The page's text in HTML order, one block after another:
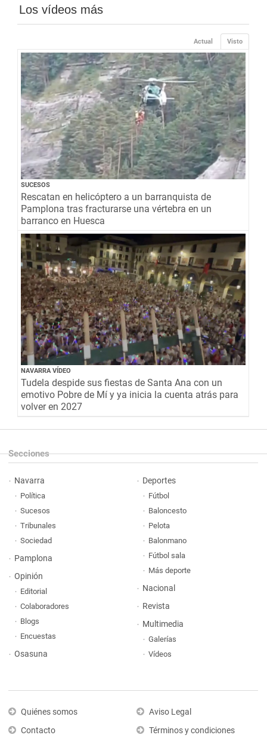
Los vídeos más
Visto
Actual
SUCESOS
Rescatan en helicóptero a un barranquista de
Pamplona tras fracturarse una vértebra en un
barranco en Huesca
NAVARRA VÍDEO
Tudela despide sus fiestas de Santa Ana con un
emotivo Pobre de Mí y ya inicia la cuenta atrás para
volver en 2027
Secciones
Navarra
Política
Sucesos
Tribunales
Sociedad
Pamplona
Opinión
Editorial
Colaboradores
Blogs
Encuestas
Osasuna
Deportes
Fútbol
Baloncesto
Pelota
Balonmano
Fútbol sala
Más deporte
Nacional
Revista
Multimedia
Galerías
Vídeos
Quiénes somos
Contacto
Aviso Legal
Términos y condiciones